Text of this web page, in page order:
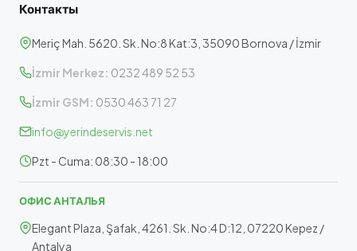
Контакты
Meriç Mah. 5620. Sk. No:8 Kat:3, 35090 Bornova / İzmir
İzmir Merkez: 0232 489 52 53
İzmir GSM: 0530 463 71 27
info@yerindeservis.net
Pzt - Cuma: 08:30 - 18:00
ОФИС АНТАЛЬЯ
Elegant Plaza, Şafak, 4261. Sk. No:4 D:12, 07220 Kepez /
Antalya